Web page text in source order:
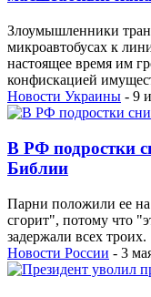
Злоумышленники
микроавтобусах к
настоящее время им
конфискацией
Новости Украины - 9
В РФ подростки
Библии
Парни положили ее на
сгорит", потому что
задержали всех троих.
Новости России - 3